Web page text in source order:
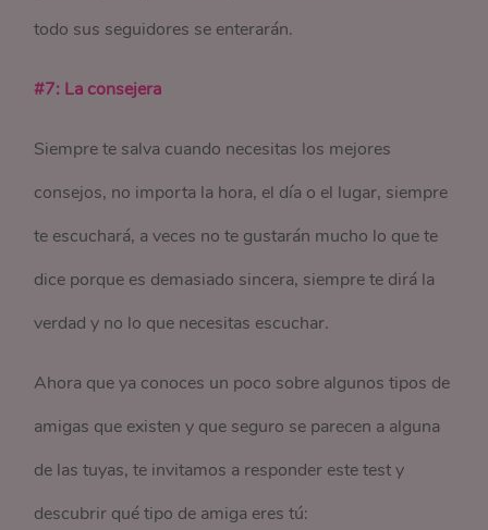
todo sus seguidores se enterarán.
#7: La consejera
Siempre te salva cuando necesitas los mejores
consejos, no importa la hora, el día o el lugar, siempre
te escuchará, a veces no te gustarán mucho lo que te
dice porque es demasiado sincera, siempre te dirá la
verdad y no lo que necesitas escuchar.
Ahora que ya conoces un poco sobre algunos tipos de
amigas que existen y que seguro se parecen a alguna
de las tuyas, te invitamos a responder este test y
descubrir qué tipo de amiga eres tú: